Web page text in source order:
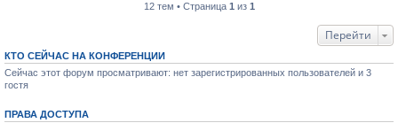
12 тем • Страница 1 из 1
Перейти
КТО СЕЙЧАС НА КОНФЕРЕНЦИИ
Сейчас этот форум просматривают: нет зарегистрированных пользователей и 3
гостя
ПРАВА ДОСТУПА